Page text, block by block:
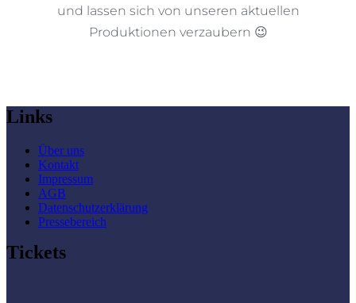
und lassen sich von unseren aktuellen
Produktionen verzaubern 😉
Links
Über uns
Kontakt
Impressum
AGB
Datenschutzerklärung
Pressebereich
Tickets